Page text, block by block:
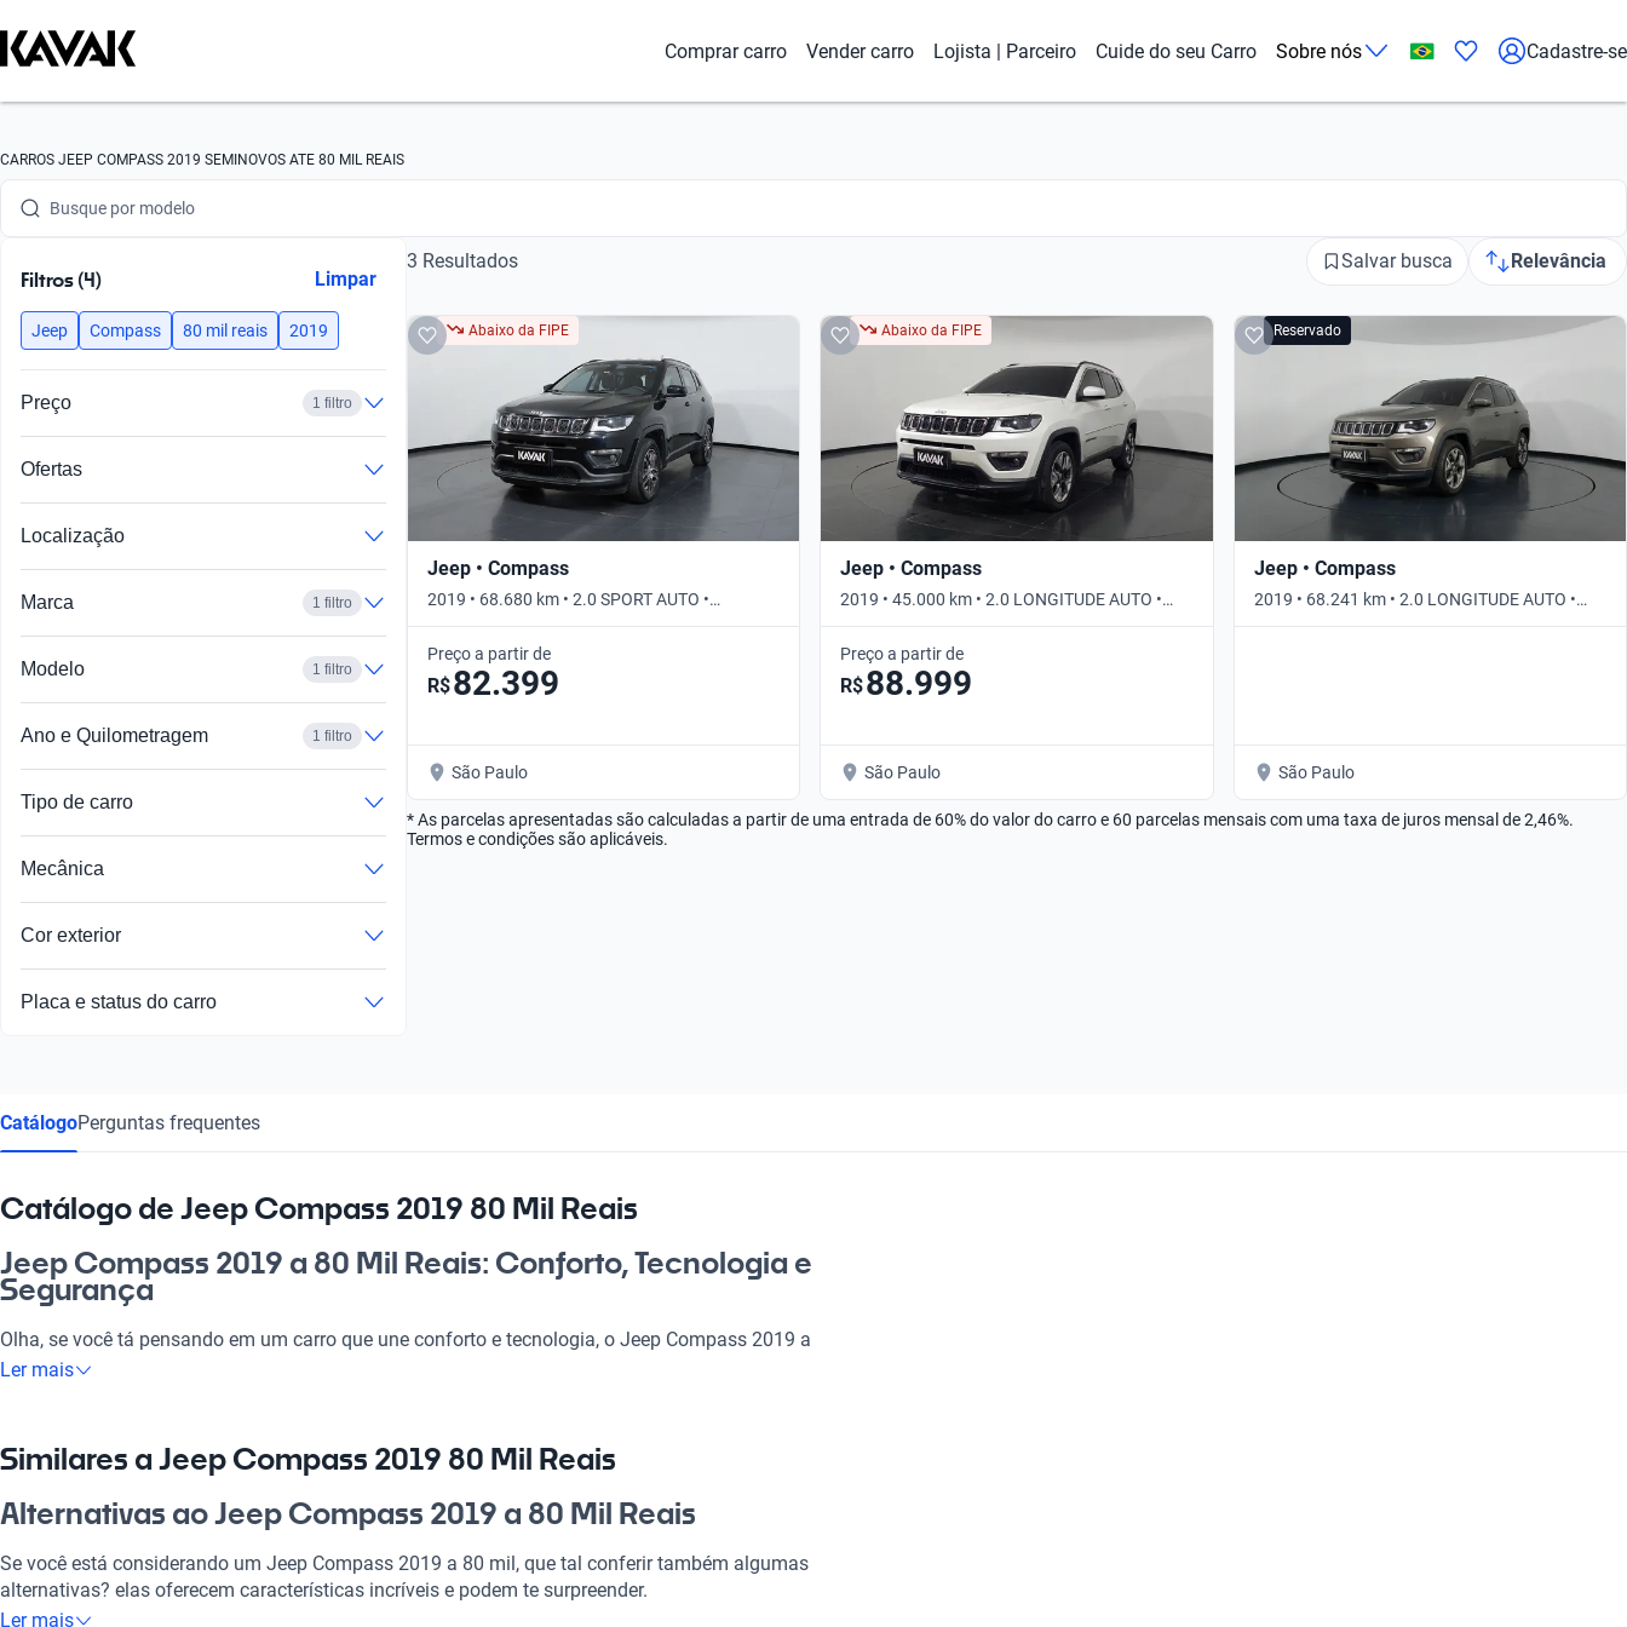
Comprar carro Vender carro Lojista | Parceiro Cuide do seu Carro Sobre nós Cadastre-se
CARROS JEEP COMPASS 2019 SEMINOVOS ATE 80 MIL REAIS
Busque por marca
Busque por modelo
Busque por ano
Busque por marca
Busque por versão
Busque por ano
Filtros (4) Limpar
Jeep Compass 80 mil reais 2019
Preço 1 filtro
Ofertas
Localização
Marca 1 filtro
Modelo 1 filtro
Ano e Quilometragem 1 filtro
Tipo de carro
Mecânica
Cor exterior
Placa e status do carro
3 Resultados Salvar busca Relevância
Abaixo da FIPE
Jeep • Compass
2019 • 68.680 km • 2.0 SPORT AUTO •
Automático
Preço a partir de
R$82.399
São Paulo
Abaixo da FIPE
Jeep • Compass
2019 • 45.000 km • 2.0 LONGITUDE AUTO •
Automático
Preço a partir de
R$88.999
São Paulo
Reservado
Jeep • Compass
2019 • 68.241 km • 2.0 LONGITUDE AUTO •
Automático
São Paulo
* As parcelas apresentadas são calculadas a partir de uma entrada de 60% do valor do carro e 60 parcelas mensais com uma taxa de juros mensal de 2,46%.
Termos e condições são aplicáveis.
CatálogoPerguntas frequentes
Catálogo de Jeep Compass 2019 80 Mil Reais
Jeep Compass 2019 a 80 Mil Reais: Conforto, Tecnologia e
Segurança
Olha, se você tá pensando em um carro que une conforto e tecnologia, o Jeep Compass 2019 a
80 mil é a escolha certa. Este SUV é perfeito para quem precisa de um veículo para o dia a dia,
investimento, já que o Jeep Compass 2019 traz muita segurança e tecnologia para te
acompanhar.
Por que escolher Jeep Compass 2019 80 Mil Reais?
Tecnologia ao seu dispor
Ler mais
Similares a Jeep Compass 2019 80 Mil Reais
Alternativas ao Jeep Compass 2019 a 80 Mil Reais
Se você está considerando um Jeep Compass 2019 a 80 mil, que tal conferir também algumas
alternativas? elas oferecem características incríveis e podem te surpreender.
Ler mais